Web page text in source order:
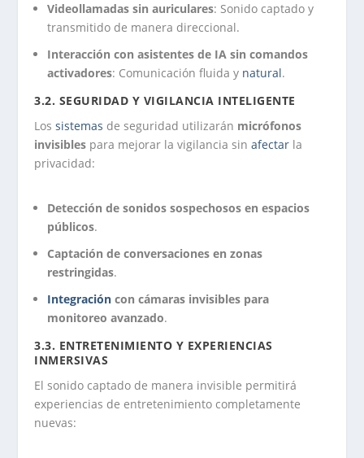
Videollamadas sin auriculares: Sonido captado y
transmitido de manera direccional.
Interacción con asistentes de IA sin comandos
activadores: Comunicación fluida y natural.
3.2. SEGURIDAD Y VIGILANCIA INTELIGENTE
Lossistemas de seguridad utilizarán micrófonos
invisibles para mejorar la vigilancia sinafectar la
privacidad:
Detección de sonidos sospechosos en espacios
públicos.
Captación de conversaciones en zonas
restringidas.
Integración con cámaras invisibles para
monitoreo avanzado.
3.3. ENTRETENIMIENTO Y EXPERIENCIAS
INMERSIVAS
El sonido captado de manera invisible permitirá
experiencias de entretenimiento completamente
nuevas: